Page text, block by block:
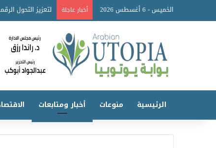
الخميس - 6 أغسطس 2026 أخبار عاجلة
الرئيسية منوعات أخبار ومتابعات